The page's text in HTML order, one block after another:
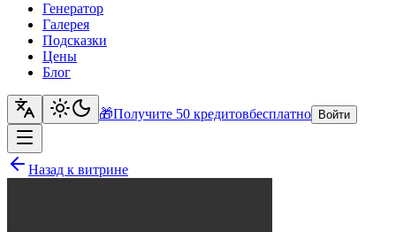
Генератор
Галерея
Подсказки
Цены
Блог
🎁Получите 50 кредитовбесплатно Войти
Назад к витрине